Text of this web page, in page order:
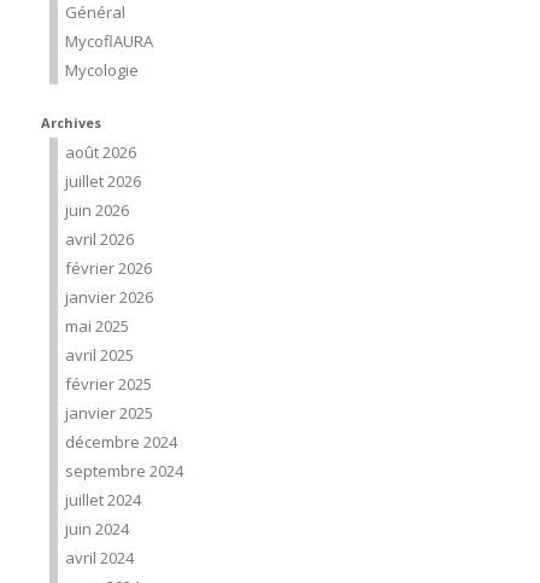
Général
MycoflAURA
Mycologie
Archives
août 2026
juillet 2026
juin 2026
avril 2026
février 2026
janvier 2026
mai 2025
avril 2025
février 2025
janvier 2025
décembre 2024
septembre 2024
juillet 2024
juin 2024
avril 2024